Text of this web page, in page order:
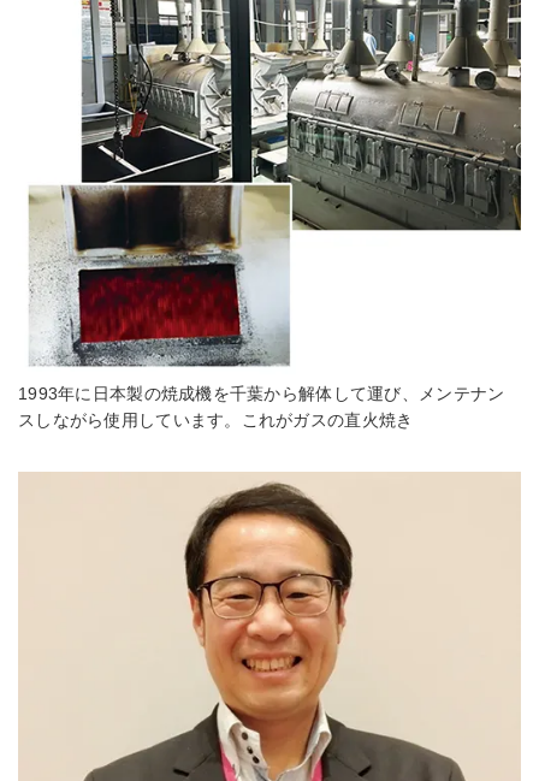
1993年に日本製の焼成機を千葉から解体して運び、メンテナン
スしながら使用しています。これがガスの直火焼き